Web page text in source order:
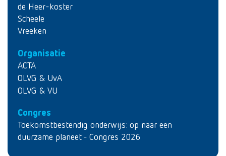
de Heer-koster
Scheele
Vreeken
Organisatie
ACTA
OLVG & UvA
OLVG & VU
Congres
Toekomstbestendig onderwijs: op naar een
duurzame planeet - Congres 2026